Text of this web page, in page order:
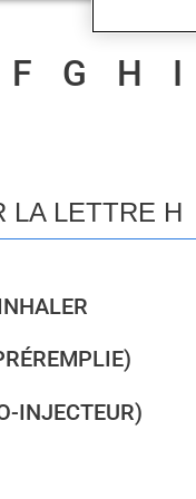
F G H I
LA LETTRE H
INJECTEUR)